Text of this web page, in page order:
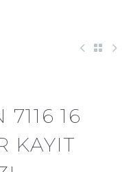
7116 16
KAYIT